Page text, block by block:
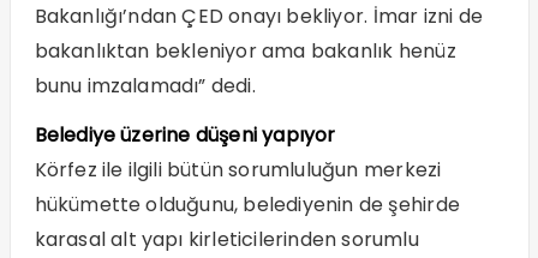
Bakanlığı’ndan ÇED onayı bekliyor. İmar izni de
bakanlıktan bekleniyor ama bakanlık henüz
bunu imzalamadı” dedi.
Belediye üzerine düşeni yapıyor
Körfez ile ilgili bütün sorumluluğun merkezi
hükümette olduğunu, belediyenin de şehirde
karasal alt yapı kirleticilerinden sorumlu